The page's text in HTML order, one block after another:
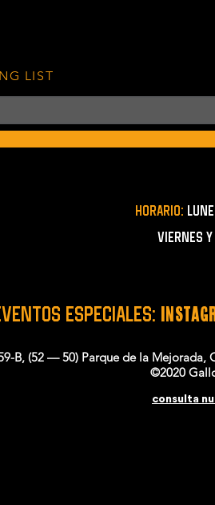
LIST
Horario:
VIERNES
ESPECIALES:
B, (52 — 50) Parque de la Mejorada,
©2020
consulta